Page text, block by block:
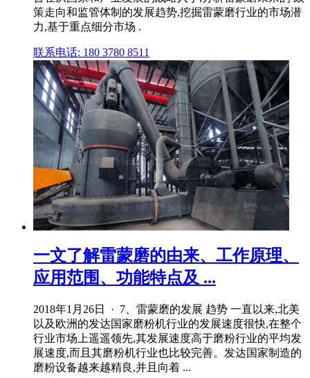
策走向和监管体制的发展趋势,挖掘雷蒙磨行业的市场潜
力,基于重点细分市场 .
联系电话: 180 3780 8511
一文了解雷蒙磨的由来、工作原理、
应用范围、功能特点及 ...
2018年1月26日 · 7、雷蒙磨的发展 趋势 一直以来,北美
以及欧洲的发达国家磨粉机行业的发展速度很快,在整个
行业市场上遥遥领先,其发展速度高于磨粉行业的平均发
展速度,而且其磨粉机行业也比较完善。发达国家制造的
磨粉设备越来越精良,并且向着 ...